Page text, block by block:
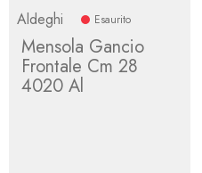
Aldeghi Esaurito
Mensola Gancio
Frontale Cm 28
4020 Al